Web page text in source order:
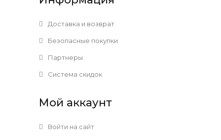
Доставка и возврат
Безопасные покупки
Партнеры
Система скидок
Мой аккаунт
Войти на сайт